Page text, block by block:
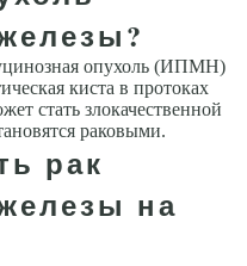
опухоль (ИПМН)
киста в протоках
стать злокачественной
раковыми.
рак
на